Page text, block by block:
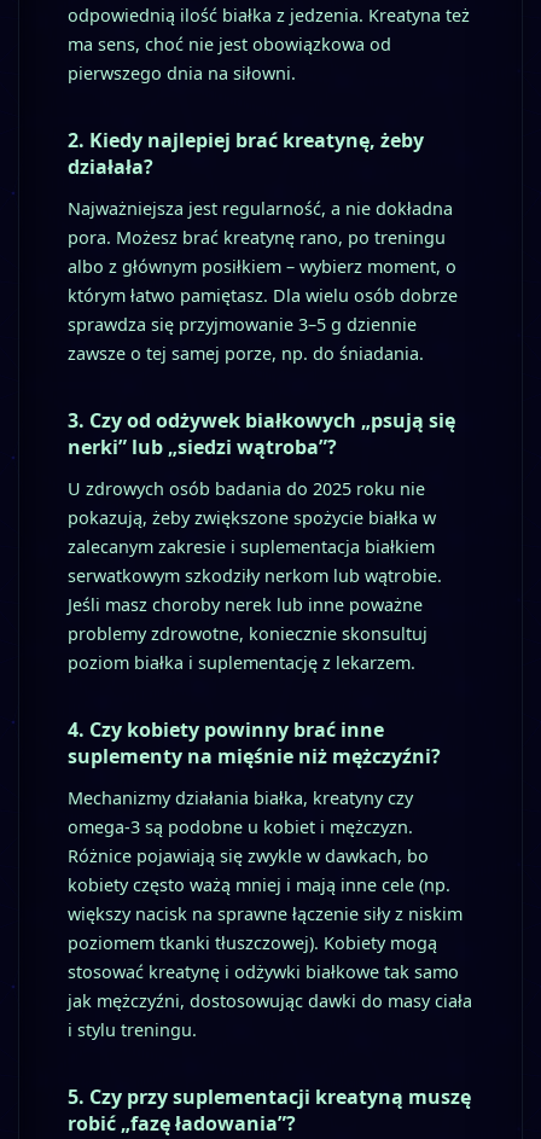
odpowiednią ilość białka z jedzenia. Kreatyna też
ma sens, choć nie jest obowiązkowa od
pierwszego dnia na siłowni.
2. Kiedy najlepiej brać kreatynę, żeby
działała?
Najważniejsza jest regularność, a nie dokładna
pora. Możesz brać kreatynę rano, po treningu
albo z głównym posiłkiem – wybierz moment, o
którym łatwo pamiętasz. Dla wielu osób dobrze
sprawdza się przyjmowanie 3–5 g dziennie
zawsze o tej samej porze, np. do śniadania.
3. Czy od odżywek białkowych „psują się
nerki” lub „siedzi wątroba”?
U zdrowych osób badania do 2025 roku nie
pokazują, żeby zwiększone spożycie białka w
zalecanym zakresie i suplementacja białkiem
serwatkowym szkodziły nerkom lub wątrobie.
Jeśli masz choroby nerek lub inne poważne
problemy zdrowotne, koniecznie skonsultuj
poziom białka i suplementację z lekarzem.
4. Czy kobiety powinny brać inne
suplementy na mięśnie niż mężczyźni?
Mechanizmy działania białka, kreatyny czy
omega‑3 są podobne u kobiet i mężczyzn.
Różnice pojawiają się zwykle w dawkach, bo
kobiety często ważą mniej i mają inne cele (np.
większy nacisk na sprawne łączenie siły z niskim
poziomem tkanki tłuszczowej). Kobiety mogą
stosować kreatynę i odżywki białkowe tak samo
jak mężczyźni, dostosowując dawki do masy ciała
i stylu treningu.
5. Czy przy suplementacji kreatyną muszę
robić „fazę ładowania”?